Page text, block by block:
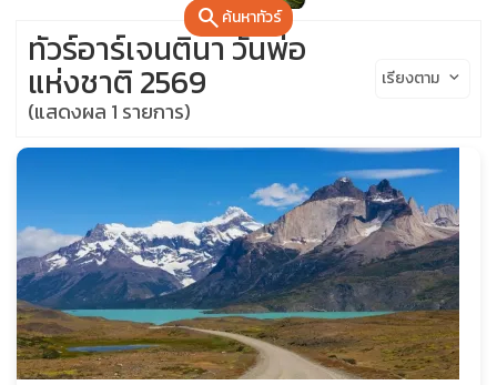
calendar_month
searchค้นหาทัวร์
ทัวร์อาร์เจนตินา วันพ่อ
แห่งชาติ 2569
(แสดงผล 1 รายการ)
เรียงตาม keyboard_arrow_down